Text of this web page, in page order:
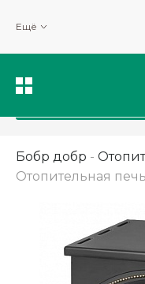
Ещё
Бобр добр -
Отопительная
Мы используем файлы
для получения данных с
качества
персонализированного